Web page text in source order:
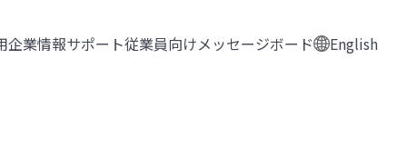
企業情報サポート従業員向けメッセージボード English